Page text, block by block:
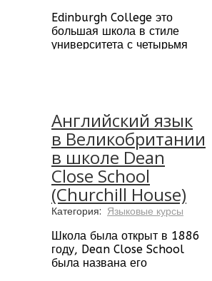
Edinburgh College это
большая школа в стиле
университета с четырьмя
части Эдинбурга. Это
большой кампус с хорошо
оборудованными
аудиториями, с
современными условиями
для отдыха. Школа
находится всего в
нескольких минутах ходьбы
от центра Эдинбурга, где
студенты будут исследовать
музеи города как часть
эксклюзивной и совершенно
Английский язык
в Великобритании
в школе Dean
Close School
(Churchill House)
Категория: Языковые курсы
Школа была открыт в 1886
году, Dean Close School
была названа его